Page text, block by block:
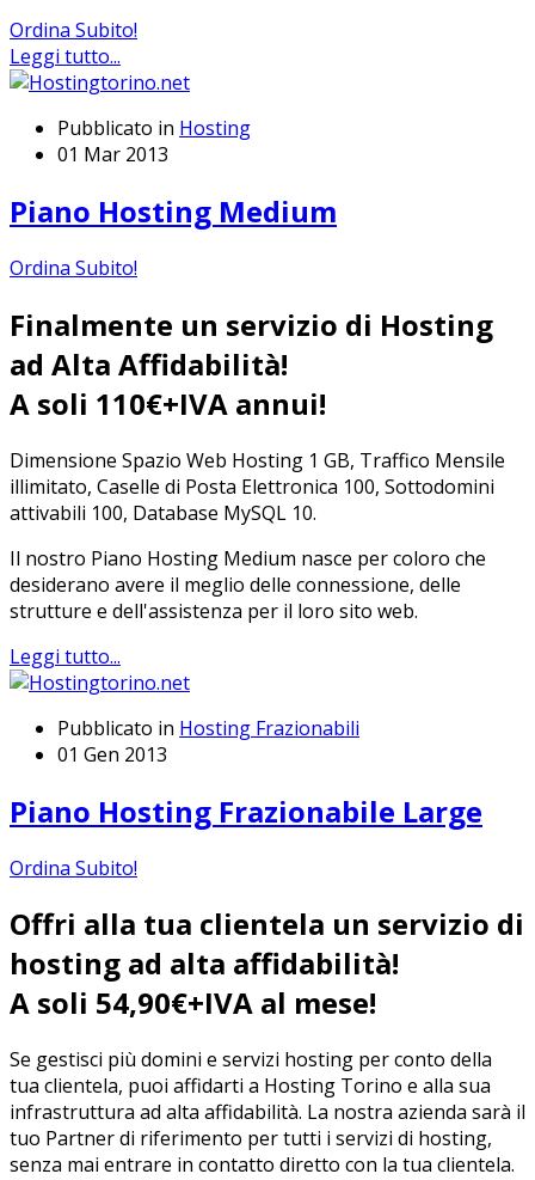
Ordina Subito!
Leggi tutto...
Pubblicato in Hosting
01 Mar 2013
Piano Hosting Medium
Ordina Subito!
Finalmente un servizio di Hosting
ad Alta Affidabilità!
A soli 110€+IVA annui!
Dimensione Spazio Web Hosting 1 GB, Traffico Mensile
illimitato, Caselle di Posta Elettronica 100, Sottodomini
attivabili 100, Database MySQL 10.
Il nostro Piano Hosting Medium nasce per coloro che
desiderano avere il meglio delle connessione, delle
strutture e dell'assistenza per il loro sito web.
Leggi tutto...
Pubblicato in Hosting Frazionabili
01 Gen 2013
Piano Hosting Frazionabile Large
Ordina Subito!
Offri alla tua clientela un servizio di
hosting ad alta affidabilità!
A soli 54,90€+IVA al mese!
Se gestisci più domini e servizi hosting per conto della
tua clientela, puoi affidarti a Hosting Torino e alla sua
infrastruttura ad alta affidabilità. La nostra azienda sarà il
tuo Partner di riferimento per tutti i servizi di hosting,
senza mai entrare in contatto diretto con la tua clientela.